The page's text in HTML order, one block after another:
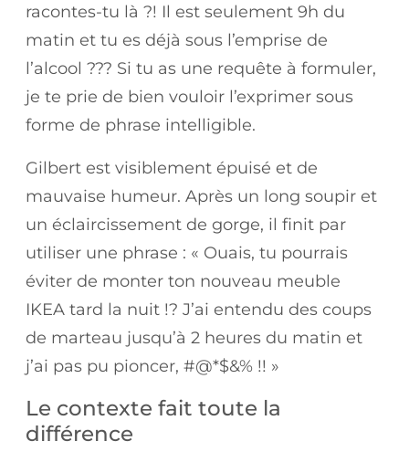
racontes-tu là ?! Il est seulement 9h du
matin et tu es déjà sous l’emprise de
l’alcool ??? Si tu as une requête à formuler,
je te prie de bien vouloir l’exprimer sous
forme de phrase intelligible.
Gilbert est visiblement épuisé et de
mauvaise humeur. Après un long soupir et
un éclaircissement de gorge, il finit par
utiliser une phrase : « Ouais, tu pourrais
éviter de monter ton nouveau meuble
IKEA tard la nuit !? J’ai entendu des coups
de marteau jusqu’à 2 heures du matin et
j’ai pas pu pioncer, #@*$&% !! »
Le contexte fait toute la
différence